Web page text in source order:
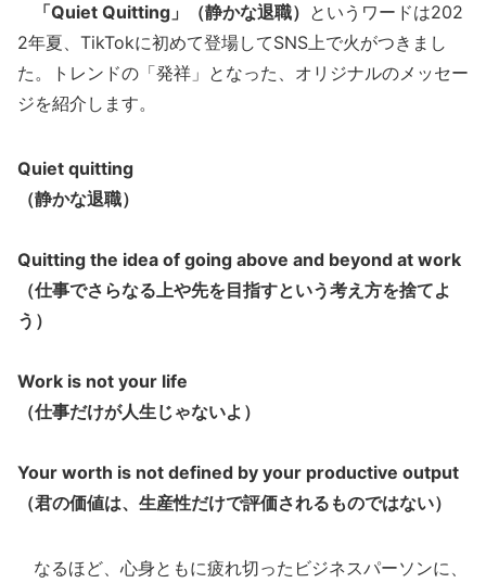
「Quiet Quitting」（静かな退職） というワードは202
2年夏、TikTokに初めて登場してSNS上で火がつきまし
た。トレンドの「発祥」となった、オリジナルのメッセー
ジを紹介します。
Quiet quitting
（静かな退職）
Quitting the idea of going above and beyond at work
（仕事でさらなる上や先を目指すという考え方を捨てよ
う）
Work is not your life
（仕事だけが人生じゃないよ）
Your worth is not defined by your productive output
（君の価値は、生産性だけで評価されるものではない）
なるほど、心身ともに疲れ切ったビジネスパーソンに、